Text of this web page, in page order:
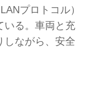
プロトコル）
いる。車両と充
しながら、安全